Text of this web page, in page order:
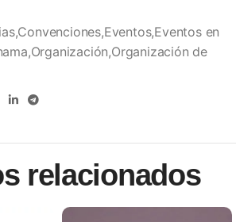
en
de
relacionados